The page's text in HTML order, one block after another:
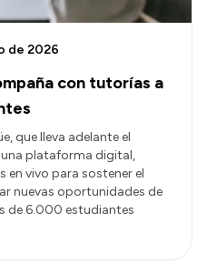
con tutorías a
de 2026
que lleva adelante el
plataforma digital,
vivo para sostener el
nuevas oportunidades de
de 6.000 estudiantes